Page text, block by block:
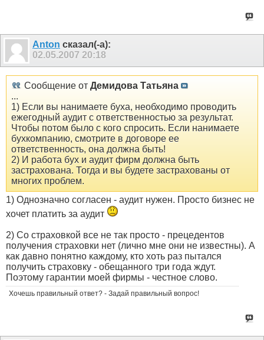
Anton сказал(-а):
02.05.2007 20:18
Сообщение от Демидова Татьяна
...
1) Если вы нанимаете буха, необходимо проводить
ежегодный аудит с ответственностью за результат.
Чтобы потом было с кого спросить. Если нанимаете
бухкомпанию, смотрите в договоре ее
ответственность, она должна быть!
2) И работа бух и аудит фирм должна быть
застрахована. Тогда и вы будете застрахованы от
многих проблем.
1) Однозначно согласен - аудит нужен. Просто бизнес не
хочет платить за аудит
2) Со страховкой все не так просто - прецедентов
получения страховки нет (лично мне они не известны). А
как давно понятно каждому, кто хоть раз пытался
получить страховку - обещанного три года ждут.
Поэтому гарантии моей фирмы - честное слово.
Хочешь правильный ответ? - Задай правильный вопрос!